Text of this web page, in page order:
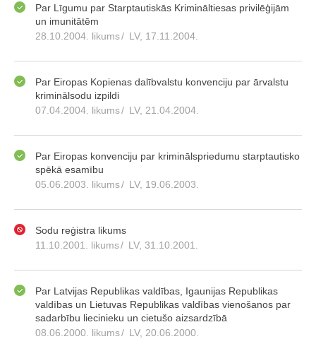
Par Līgumu par Starptautiskās Krimināltiesas privilēģijām
un imunitātēm
28.10.2004. likums/ LV, 17.11.2004.
Par Eiropas Kopienas dalībvalstu konvenciju par ārvalstu
kriminālsodu izpildi
07.04.2004. likums/ LV, 21.04.2004.
Par Eiropas konvenciju par kriminālspriedumu starptautisko
spēkā esamību
05.06.2003. likums/ LV, 19.06.2003.
Sodu reģistra likums
11.10.2001. likums/ LV, 31.10.2001.
Par Latvijas Republikas valdības, Igaunijas Republikas
valdības un Lietuvas Republikas valdības vienošanos par
sadarbību liecinieku un cietušo aizsardzībā
08.06.2000. likums/ LV, 20.06.2000.